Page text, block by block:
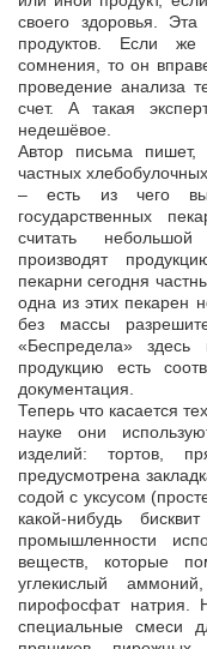
своего здоровья.
продуктов. Если
сомнения, то он
проведение анализа
счет. А такая
недешёвое.
Автор письма пишет,
частных
– есть из чего
государственных
считать
производят
пекарни сегодня
одна из этих пекарен
без массы
«Беспредела»
продукцию есть
документация.
Теперь что касается
науке они
изделий: тортов,
предусмотрена
содой с уксусом
какой-нибудь
промышленности
веществ, которые
углекислый
пирофосфат натрия.
специальные смеси